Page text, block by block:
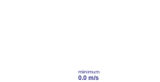
miinimum
0.0 m/s